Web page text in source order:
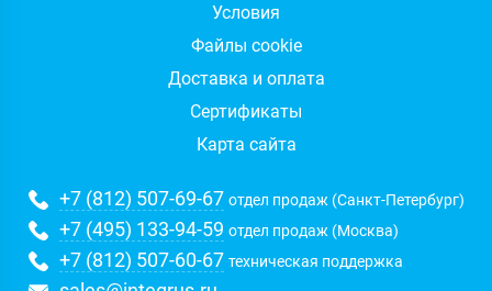
Условия
Файлы cookie
Доставка и оплата
Сертификаты
Карта сайта
+7 (812) 507-69-67 отдел продаж (Санкт-Петербург)
+7 (495) 133-94-59 отдел продаж (Москва)
+7 (812) 507-60-67 техническая поддержка